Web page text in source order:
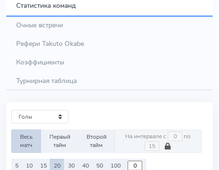
Статистика команд
Очные встречи
Рефери Takuto Okabe
Коэффициенты
Турнирная таблица
Весь
матч
Первый
тайм
Второй
тайм
На интервале с по
5 10 15 20 30 40 50 100